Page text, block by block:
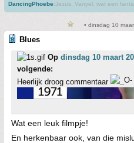
DancingPhoebe:Jezus, Vanyel, wat een
• dinsdag 10
Blues
Op dinsdag 10 maart
volgende:
Heerlijk droog commentaar
Wat een leuk filmpje!
En herkenbaar ook, van die